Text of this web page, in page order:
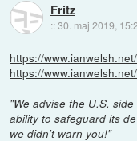
Fritz
::30. maj 2019,
https://
https://
"We advise the U.S.
ability to safeguard its
we didn't warn you!"